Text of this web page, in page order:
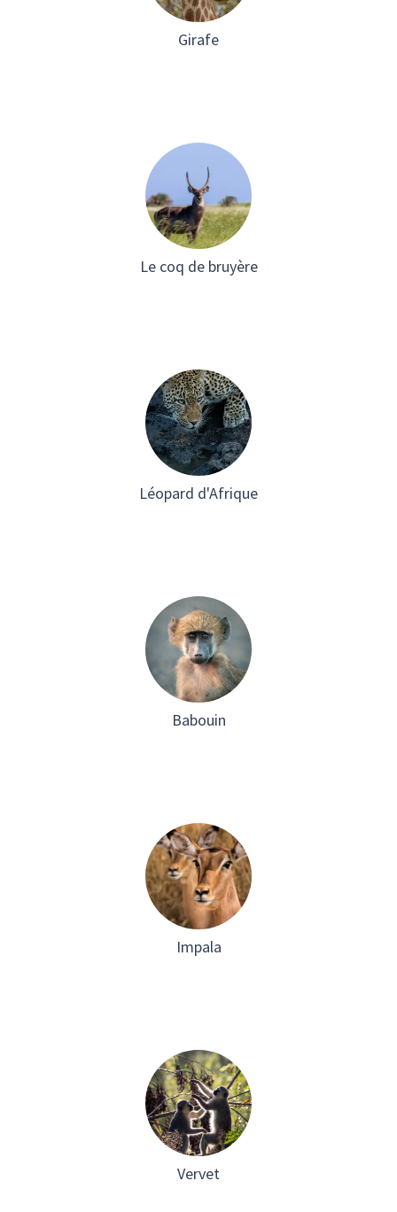
Girafe
Le coq de bruyère
Léopard d'Afrique
Babouin
Impala
Vervet